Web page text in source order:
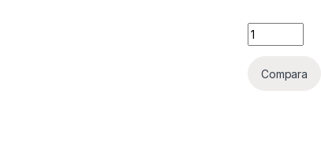
CULTILITE -
Compara